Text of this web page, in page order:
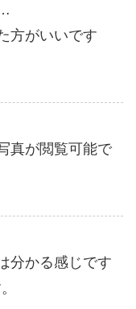
方がいいです
真が閲覧可能で
分かる感じです